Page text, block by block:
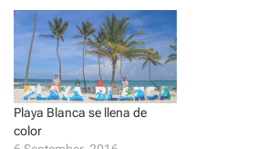
i
n
n
w
w
i
n
d
o
)
s
i
n
n
e
w
w
i
n
d
w
Playa Blanca se llena de
color